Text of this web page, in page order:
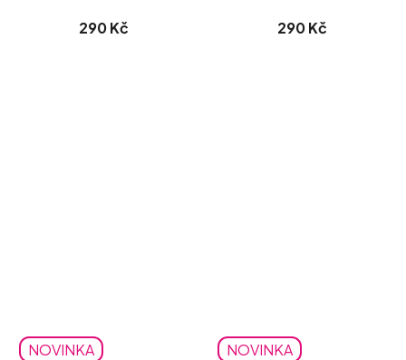
290 Kč 290 Kč
NOVINKA NOVINKA